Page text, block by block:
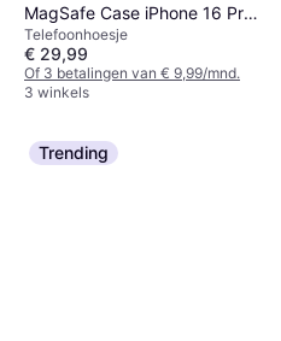
MagSafe Case iPhone 16 Pro
Lavender Milk
Telefoonhoesje
€ 29,99
Of 3 betalingen van € 9,99/mnd.
3 winkels
Trending